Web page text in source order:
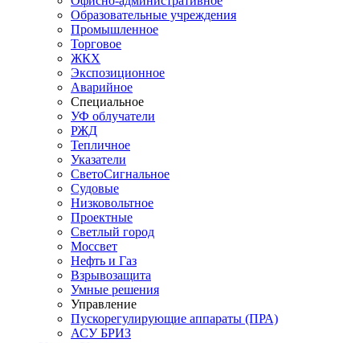
Образовательные учреждения
Промышленное
Торговое
ЖКХ
Экспозиционное
Аварийное
Специальное
УФ облучатели
РЖД
Тепличное
Указатели
СветоСигнальное
Судовые
Низковольтное
Проектные
Светлый город
Моссвет
Нефть и Газ
Взрывозащита
Умные решения
Управление
Пускорегулирующие аппараты (ПРА)
АСУ БРИЗ